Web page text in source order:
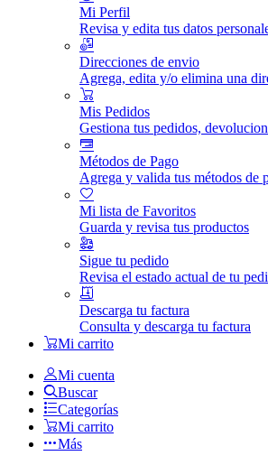
Mi Perfil
Revisa y edita tus datos
Direcciones de envio
Agrega, edita y/o elimina una
Mis Pedidos
Gestiona tus pedidos,
Métodos de Pago
Agrega y valida tus métodos de
Mi lista de Favoritos
Guarda y revisa tus productos
Sigue tu pedido
Revisa el estado actual de tu
Descarga tu factura
Consulta y descarga tu factura
Mi carrito
Mi cuenta
Buscar
Categorías
Mi carrito
Más